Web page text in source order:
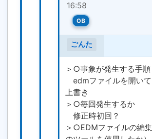
16:58
OB
ごんた
＞○事象が発生する手
edmファイルを開いて
上書き
＞○毎回発生するか
修正時初回？
＞○EDMファイルの編